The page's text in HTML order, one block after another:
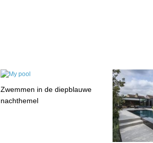
Zwemmen in de diepblauwe
nachthemel